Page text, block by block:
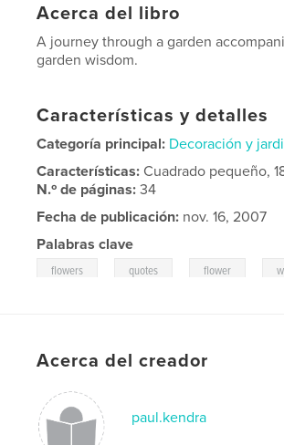
Acerca del libro
A journey through a garden
garden wisdom.
Características y detalles
Categoría principal: Decoración y
Características:Cuadrado pequeño,
N.º de páginas:34
Fecha de publicación: nov. 16, 2007
Palabras clave
flowers quotes flower
Acerca del creador
paul.kendra